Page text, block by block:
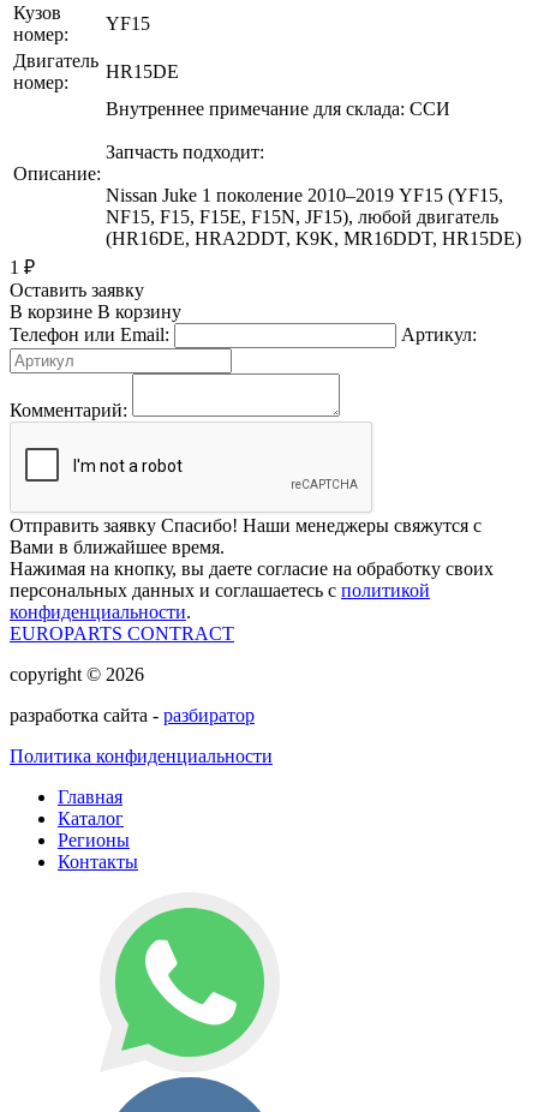
Кузов
номер:
YF15
Двигатель
номер:
HR15DE
Описание:
Внутреннее примечание для склада: ССИ
Запчасть подходит:
Nissan Juke 1 поколение 2010–2019 YF15 (YF15,
NF15, F15, F15E, F15N, JF15), любой двигатель
(HR16DE, HRA2DDT, K9K, MR16DDT, HR15DE)
1 ₽
Оставить заявку
В корзине В корзину
Телефон или Email:
Артикул:
Комментарий:
Отправить заявку Спасибо! Наши менеджеры свяжутся с
Вами в ближайшее время.
Нажимая на кнопку, вы даете согласие на обработку своих
персональных данных и соглашаетесь с политикой
конфиденциальности.
EUROPARTS CONTRACT
copyright © 2026
разработка сайта - разбиратор
Политика конфиденциальности
Главная
Каталог
Регионы
Контакты